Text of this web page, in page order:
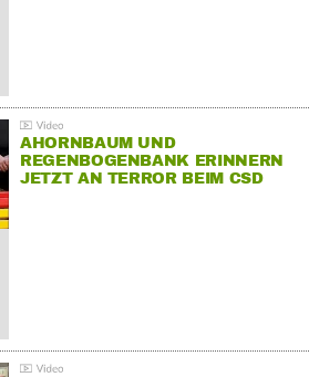
AHORNBAUM UND
REGENBOGENBANK ERINNERN
JETZT AN TERROR BEIM CSD